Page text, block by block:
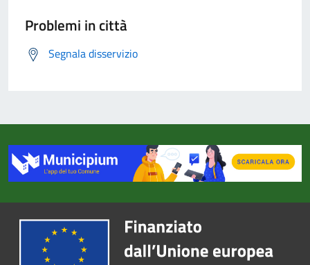
Problemi in città
Segnala disservizio